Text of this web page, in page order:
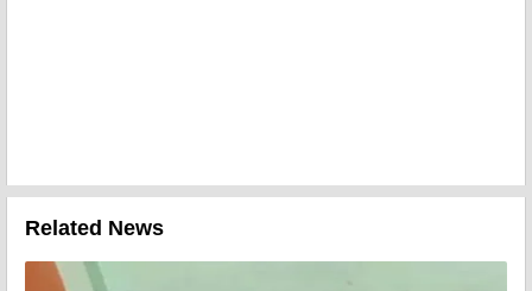
Related News